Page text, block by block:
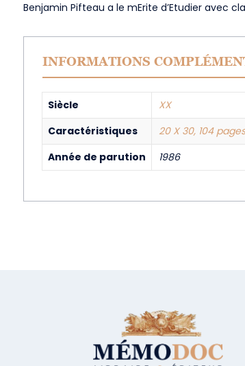
Benjamin Pifteau a le mErite d’Etudier avec
INFORMATIONS
Siècle
XX
Caractéristiques
20 X 30, 104 pages
Année de parution
1986